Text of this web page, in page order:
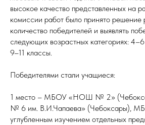
высокое качество представленных на
комиссии работ было принято решение
количество победителей и выявлять
следующих возрастных категориях:
9–11 классы.
Победителями стали учащиеся:
1 место – МБОУ «НОШ № 2»
№ 6 им. В.И.Чапаева» (Чебоксары),
углубленным изучением отдельных